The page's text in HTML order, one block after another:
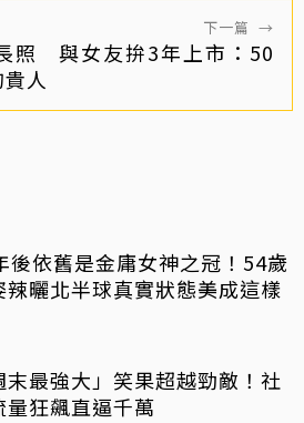
下一篇 →
照 與女友拚3年上市：50
人
後依舊是金庸女神之冠！54歲
辣曬北半球真實狀態美成這樣
末最強大」笑果超越勁敵！社
量狂飆直逼千萬